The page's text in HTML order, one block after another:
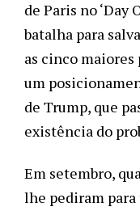
de Paris no ‘Day
batalha para
as cinco
um
de Trump, que
existência do
Em setembro,
lhe pediram